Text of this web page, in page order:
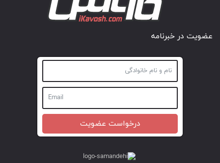
عضویت در خبرنامه
درخواست عضویت